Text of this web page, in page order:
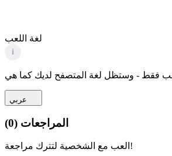
لغة اللعب
i
عربي
المراجعات (
0
)
العب مع الشخصية لتترك مراجعة!